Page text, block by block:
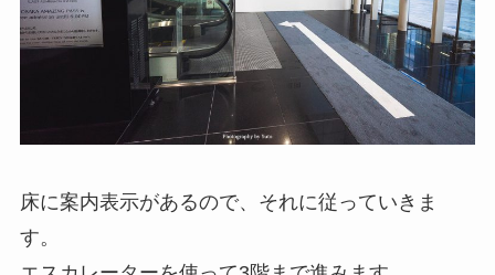
床に案内表示があるので、それに従っていきま
す。